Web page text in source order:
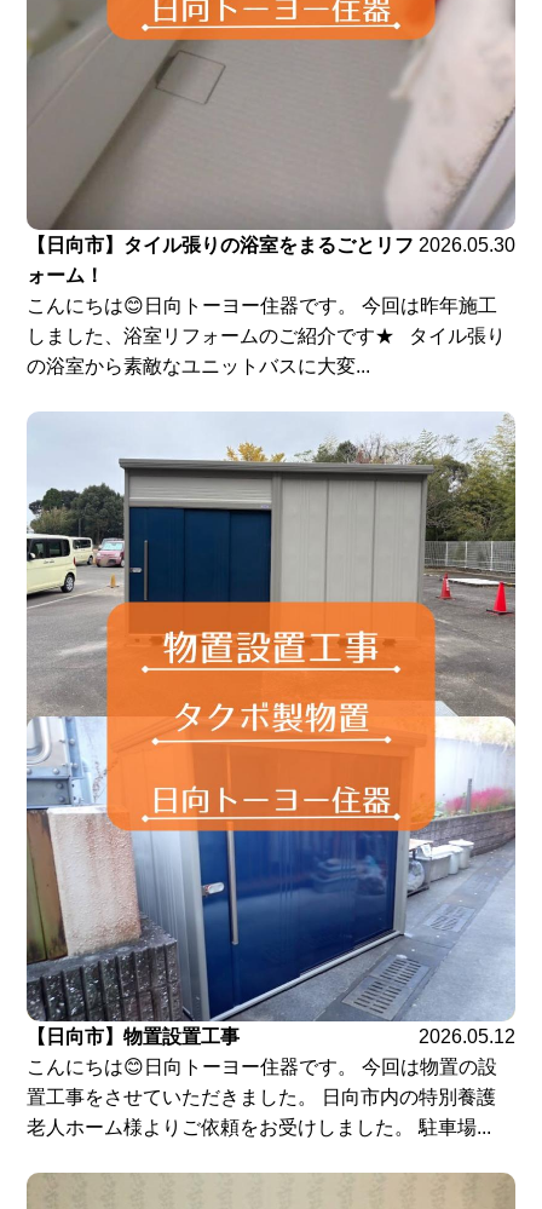
【日向市】タイル張りの浴室をまるごとリフ
ォーム！
2026.05.30
こんにちは😊日向トーヨー住器です。 今回は昨年施工
しました、浴室リフォームのご紹介です★ タイル張り
の浴室から素敵なユニットバスに大変...
【日向市】物置設置工事
2026.05.12
こんにちは😊日向トーヨー住器です。 今回は物置の設
置工事をさせていただきました。 日向市内の特別養護
老人ホーム様よりご依頼をお受けしました。 駐車場...